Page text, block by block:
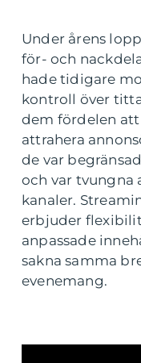
Under årens
för- och
hade tidigare
kontroll över
dem fördelen
attrahera
de var
och var tvungna
kanaler.
erbjuder
anpassade
sakna samma
evenemang.